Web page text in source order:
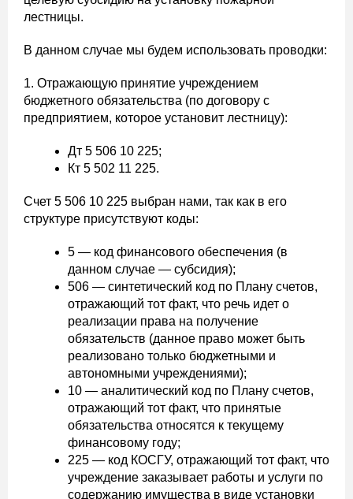
лестницы.
В данном случае мы будем использовать проводки:
1. Отражающую принятие учреждением
бюджетного обязательства (по договору с
предприятием, которое установит лестницу):
Дт 5 506 10 225;
Кт 5 502 11 225.
Счет 5 506 10 225 выбран нами, так как в его
структуре присутствуют коды:
5 — код финансового обеспечения (в
данном случае — субсидия);
506 — синтетический код по Плану счетов,
отражающий тот факт, что речь идет о
реализации права на получение
обязательств (данное право может быть
реализовано только бюджетными и
автономными учреждениями);
10 — аналитический код по Плану счетов,
отражающий тот факт, что принятые
обязательства относятся к текущему
финансовому году;
225 — код КОСГУ, отражающий тот факт, что
учреждение заказывает работы и услуги по
содержанию имущества в виде установки